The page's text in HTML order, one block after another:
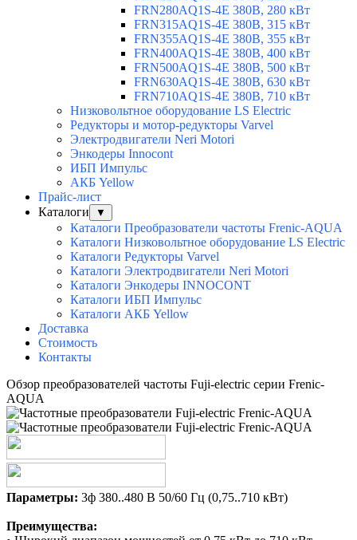
FRN280AQ1S-4E 380В, 280 кВт
FRN315AQ1S-4E 380В, 315 кВт
FRN355AQ1S-4E 380В, 355 кВт
FRN400AQ1S-4E 380В, 400 кВт
FRN500AQ1S-4E 380В, 500 кВт
FRN630AQ1S-4E 380В, 630 кВт
FRN710AQ1S-4E 380В, 710 кВт
Низковольтное оборудование LS Electric
Редукторы и мотор-редукторы Varvel
Электродвигатели Neri Motori
Энкодеры Innocont
ИБП Импульс
АКБ Yellow
Прайс-лист
Каталоги
▼
Каталоги Преобразователи частоты Frenic-AQUA
Каталоги Низковольтное оборудование LS Electric
Каталоги Редукторы Varvel
Каталоги Электродвигатели Neri Motori
Каталоги Энкодеры INNOCONT
Каталоги ИБП Импульс
Каталоги АКБ Yellow
Доставка
Стоимость
Контакты
Обзор преобразователей частоты Fuji-electric серии Frenic-
AQUA
Параметры: 3ф 380..480 В 50/60 Гц (0,75..710 кВт)
Преимущества: